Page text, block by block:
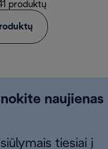
produktų
naujienas
tiesiai į